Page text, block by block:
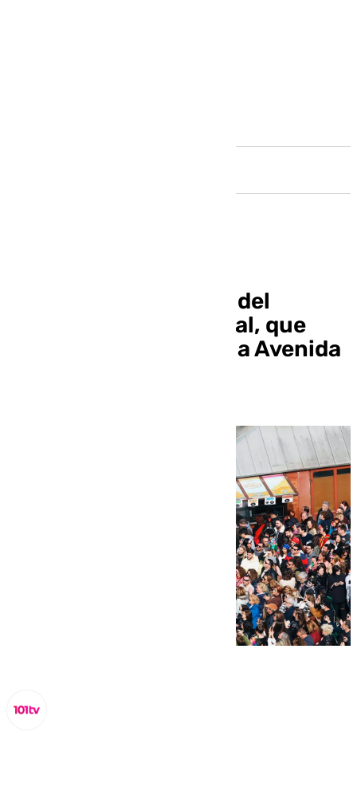
Comienza el montaje del
alumbrado de Carnaval, que
iluminará 35 calles y la Avenida